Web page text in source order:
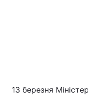
13 березня